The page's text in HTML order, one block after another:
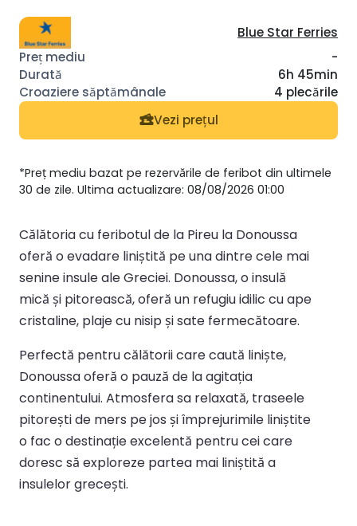
Blue Star Ferries
-
6h 45min
4 plecările
Vezi prețul
*Preț mediu bazat pe rezervările de feribot din ultimele
30 de zile. Ultima actualizare: 08/08/2026 01:00
Călătoria cu feribotul de la Pireu la Donoussa
oferă o evadare liniștită pe una dintre cele mai
senine insule ale Greciei. Donoussa, o insulă
mică și pitorească, oferă un refugiu idilic cu ape
cristaline, plaje cu nisip și sate fermecătoare.
Perfectă pentru călătorii care caută liniște,
Donoussa oferă o pauză de la agitația
continentului. Atmosfera sa relaxată, traseele
pitorești de mers pe jos și împrejurimile liniștite
o fac o destinație excelentă pentru cei care
doresc să exploreze partea mai liniștită a
insulelor grecești.